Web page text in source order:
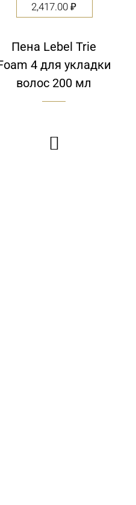
2,417.00₽
Пена Lebel Trie
4 для укладки
волос 200 мл
